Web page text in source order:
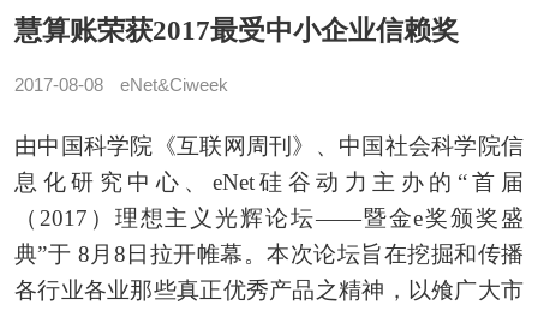
慧算账荣获2017最受中小企业信赖奖
2017-08-08 eNet&Ciweek
由中国科学院《互联网周刊》、中国社会科学院信
息化研究中心、eNet硅谷动力主办的“首届
（2017）理想主义光辉论坛——暨金e奖颁奖盛
典”于 8月8日拉开帷幕。本次论坛旨在挖掘和传播
各行业各业那些真正优秀产品之精神，以飧广大市